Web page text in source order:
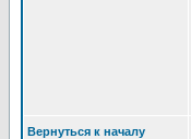
Вернуться к началу